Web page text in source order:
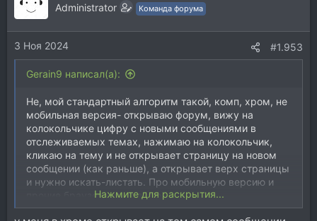
Administrator Команда форума
3 Ноя 2024 #1.953
Gerain9 написал(а):
Не, мой стандартный алгоритм такой, комп, хром, не
мобильная версия- открываю форум, вижу на
колокольчике цифру с новыми сообщениями в
отслеживаемых темах, нажимаю на колокольчик,
кликаю на тему и не открывает страницу на новом
сообщении (как раньше), а открывает верх страницы
и нужно искать-листать. Про мобильную версию и
прочие браузеры я не знаю.
Нажмите для раскрытия...